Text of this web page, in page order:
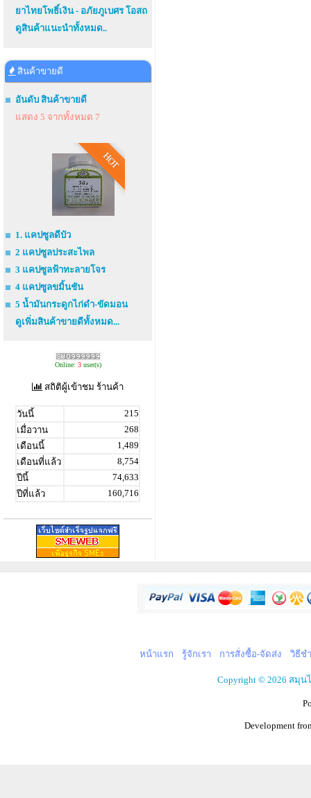
ยาไทยโพธิ์เงิน - อภัยภูเบศร โอสถ
ดูสินค้าแนะนำทั้งหมด..
สินค้าขายดี
อันดับ สินค้าขายดี
แสดง 5 จากทั้งหมด 7
HOT
1. แคปซูลดีบัว
2 แคปซูลประสะไพล
3 แคปซูลฟ้าทะลายโจร
4 แคปซูลขมิ้นชัน
5 น้ำมันกระดูกไก่ดำ-ขัดมอน
ดูเพิ่มสินค้าขายดีทั้งหมด...
Online: 3user(s)
สถิติผู้เข้าชม ร้านค้า
วันนี้
215
เมื่อวาน
268
เดือนนี้
1,489
เดือนที่แล้ว
8,754
ปีนี้
74,633
ปีที่แล้ว
160,716
หน้าแรก รู้จักเรา การสั่งซื้อ-จัดส่ง วิธีช
Copyright © 2026 สมุ
Development